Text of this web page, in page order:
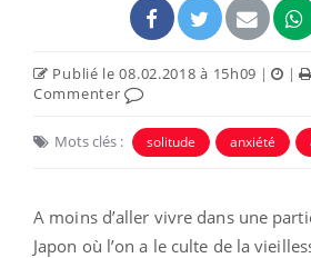
Publié le 08.02.2018 à 15h09 | |
Commenter
Mots clés : solitude anxiété
A moins d’aller vivre dans une
Japon où l’on a le culte de la